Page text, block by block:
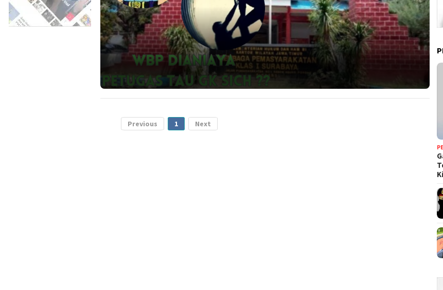
Previous 1 Next